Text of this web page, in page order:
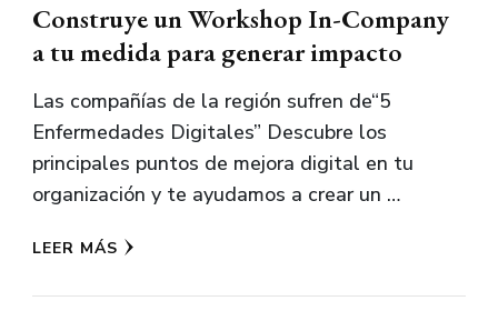
Construye un Workshop In-Company
a tu medida para generar impacto
Las compañías de la región sufren de“5
Enfermedades Digitales” Descubre los
principales puntos de mejora digital en tu
organización y te ayudamos a crear un …
LEER MÁS